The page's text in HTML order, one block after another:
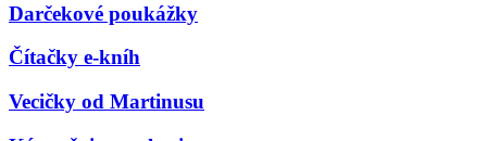
Darčekové poukážky
Čítačky e-kníh
Vecičky od Martinusu